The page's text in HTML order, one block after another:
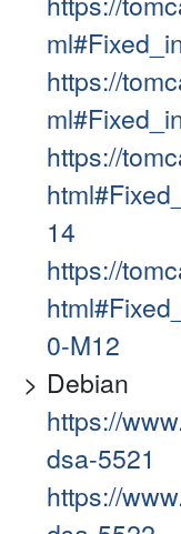
https://
https://
14
https://
0-M12
Debian
https://
dsa-5521
https://